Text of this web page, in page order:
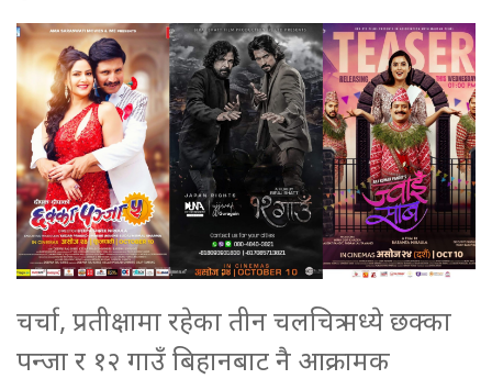
चर्चा, प्रतीक्षामा रहेका तीन चलचित्र मध्ये छक्का
पन्जा र १२ गाउँ बिहानबाट नै आक्रामक